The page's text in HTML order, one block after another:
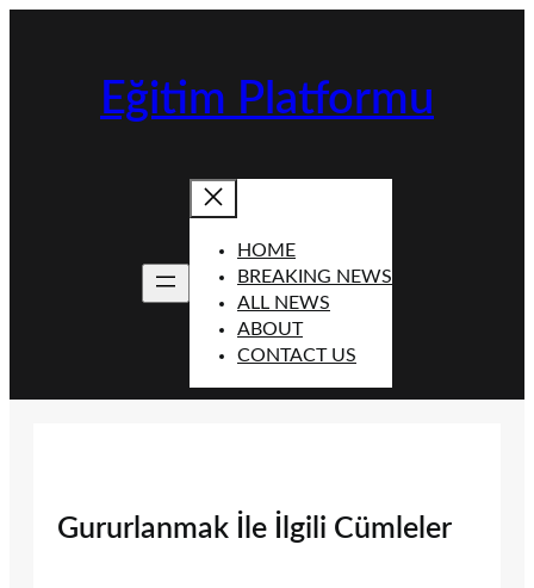
Eğitim Platformu
HOME
BREAKING NEWS
ALL NEWS
ABOUT
CONTACT US
Gururlanmak İle İlgili Cümleler